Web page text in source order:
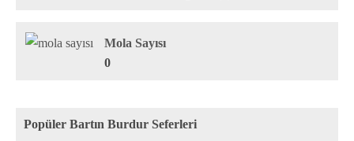
Mola Sayısı
0
Popüler Bartın Burdur Seferleri